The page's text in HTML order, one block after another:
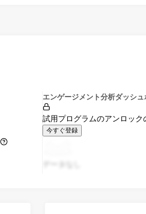
エンゲージメント分析ダッシュ
試用プログラムのアンロック
今すぐ登録